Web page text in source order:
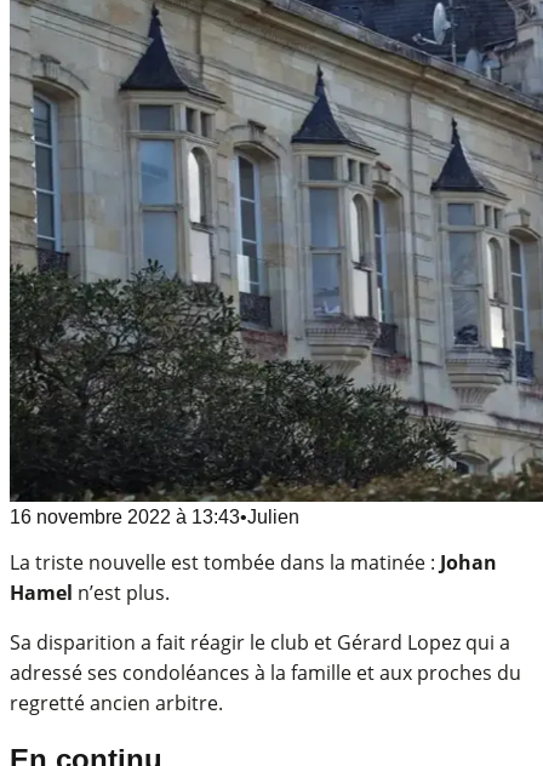
16 novembre 2022 à 13:43•Julien
La triste nouvelle est tombée dans la matinée : Johan
Hamel n’est plus.
Sa disparition a fait réagir le club et Gérard Lopez qui a
adressé ses condoléances à la famille et aux proches du
regretté ancien arbitre.
En continu